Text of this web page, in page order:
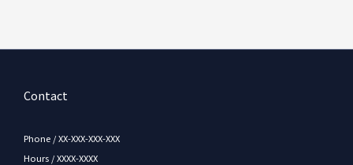
Contact
Phone / XX-XXX-XXX-XXX
Hours / XXXX-XXXX